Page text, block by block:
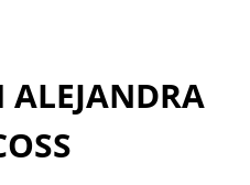
ALEJANDRA